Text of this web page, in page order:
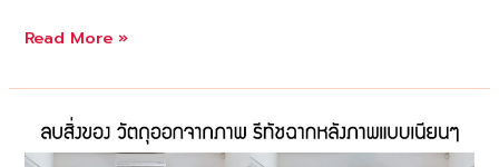
รับ
ต่อ
บ้าน
Read More »